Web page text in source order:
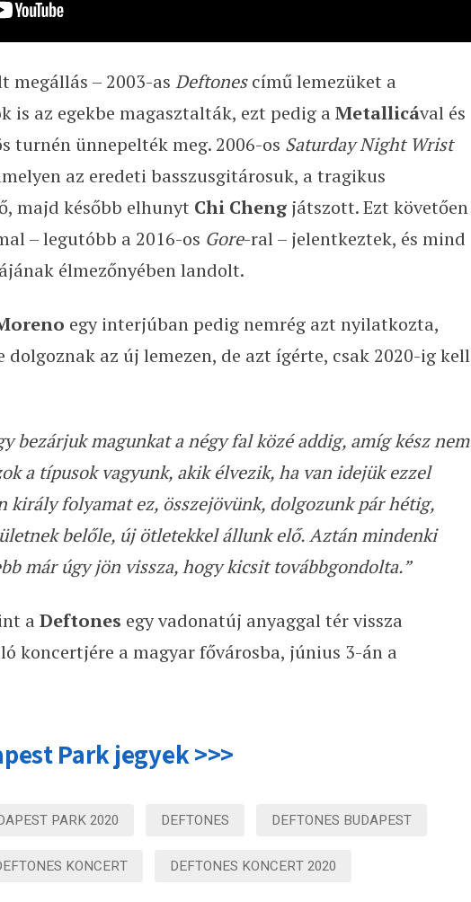
megállás – 2003-as Deftonescímű lemezüket a
is az egekbe magasztalták, ezt pedig a Metallicával és
turnén ünnepelték meg. 2006-os Saturday Night Wrist
az eredeti basszusgitárosuk, a tragikus
majd később elhunyt Chi Chengjátszott. Ezt követően
– legutóbb a 2016-os Gore-ral – jelentkeztek, és mind
élmezőnyében landolt.
egy interjúban pedig nemrég azt nyilatkozta,
dolgoznak az új lemezen, de azt ígérte, csak 2020-ig kell
bezárjuk magunkat a négy fal közé addig, amíg kész nem
a típusok vagyunk, akik élvezik, ha van idejük ezzel
király folyamat ez, összejövünk, dolgozunk pár hétig,
belőle, új ötletekkel állunk elő. Aztán mindenki
már úgy jön vissza, hogy kicsit továbbgondolta.”
a Deftones egy vadonatúj anyaggal tér vissza
koncertjére a magyar fővárosba, június 3-án a
Park jegyek >>>
PARK 2020 DEFTONES DEFTONES BUDAPEST
KONCERT DEFTONES KONCERT 2020